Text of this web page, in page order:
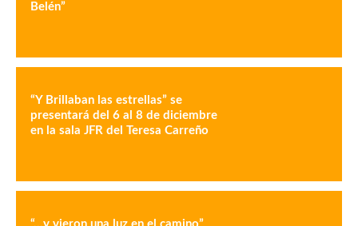
Belén”
“Y Brillaban las estrellas” se
presentará del 6 al 8 de diciembre
en la sala JFR del Teresa Carreño